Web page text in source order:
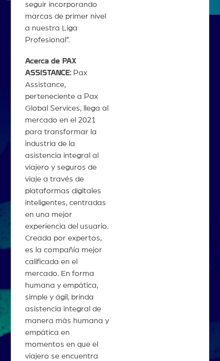
seguir incorporando
marcas de primer nivel
a nuestra Liga
Profesional”.
Acerca de PAX
ASSISTANCE:Pax
Assistance,
perteneciente a Pax
Global Services, llega al
mercado en el 2021
para transformar la
industria de la
asistencia integral al
viajero y seguros de
viaje a través de
plataformas digitales
inteligentes, centradas
en una mejor
experiencia del usuario.
Creada por expertos,
es la compañía mejor
calificada en el
mercado. En forma
humana y empática,
simple y ágil, brinda
asistencia integral de
manera más humana y
empática en
momentos en que el
viajero se encuentra